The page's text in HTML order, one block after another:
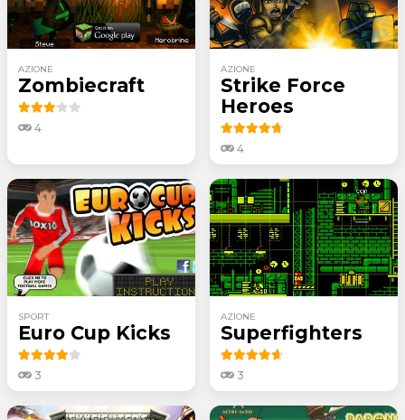
AZIONE
Zombiecraft
4
AZIONE
Strike Force
Heroes
4
SPORT
Euro Cup Kicks
3
AZIONE
Superfighters
3